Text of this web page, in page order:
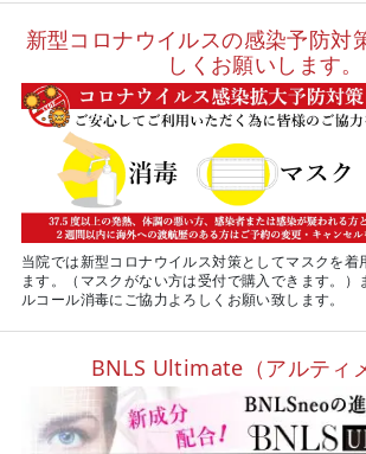
新型コロナウイルスの感染予防対
しくお願いします。
当院では新型コロナウイルス対策としてマスクを着
ます。（マスクがない方は受付で購入できます。）
ルコール消毒にご協力よろしくお願い致します。
BNLS Ultimate（アルティ